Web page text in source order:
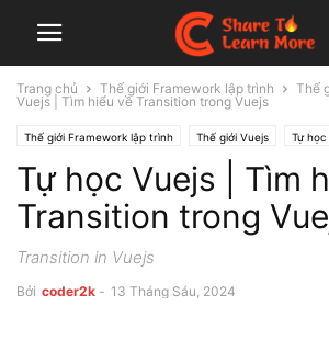
Trang chủ Thế giới Framework lập trình Thế
Vuejs | Tìm hiểu về Transition trong Vuejs
Thế giới Framework lập trình Thế giới Vuejs Tự
Tự học Vuejs | Tìm
Transition trong
Transition in Vuejs
Bởi coder2k - 13 Tháng Sáu, 2024